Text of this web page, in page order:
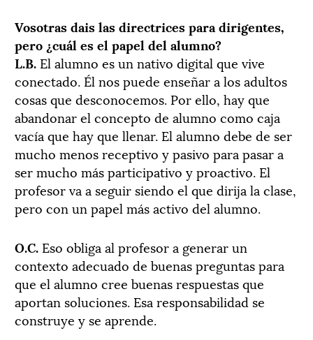
Vosotras dais las directrices para dirigentes,
pero ¿cuál es el papel del alumno?
L.B. El alumno es un nativo digital que vive
conectado. Él nos puede enseñar a los adultos
cosas que desconocemos. Por ello, hay que
abandonar el concepto de alumno como caja
vacía que hay que llenar. El alumno debe de ser
mucho menos receptivo y pasivo para pasar a
ser mucho más participativo y proactivo. El
profesor va a seguir siendo el que dirija la clase,
pero con un papel más activo del alumno.
O.C. Eso obliga al profesor a generar un
contexto adecuado de buenas preguntas para
que el alumno cree buenas respuestas que
aportan soluciones. Esa responsabilidad se
construye y se aprende.